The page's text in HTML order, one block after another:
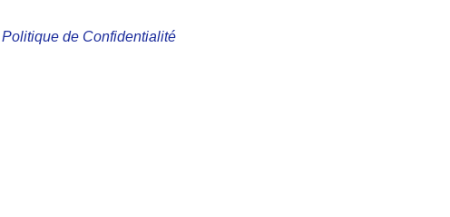
Politique de Confidentialité